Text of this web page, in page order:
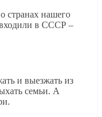
странах нашего
входили в СССР –
и выезжать из
семьи. А